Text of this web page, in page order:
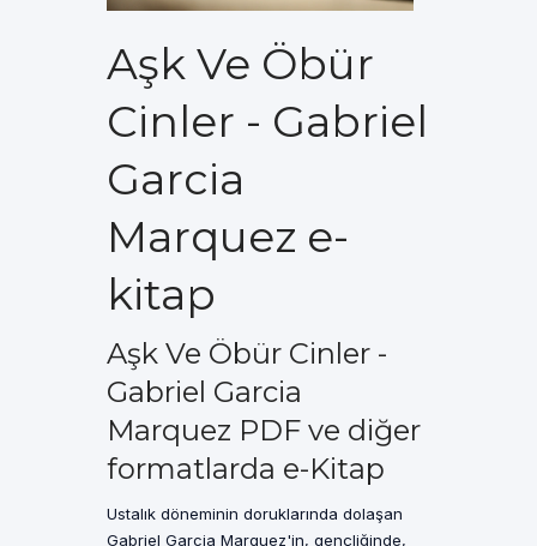
Aşk Ve Öbür
Cinler - Gabriel
Garcia
Marquez e-
kitap
Aşk Ve Öbür Cinler -
Gabriel Garcia
Marquez PDF ve diğer
formatlarda e-Kitap
Ustalık döneminin doruklarında dolaşan
Gabriel Garcia Marquez'in, gençliğinde,